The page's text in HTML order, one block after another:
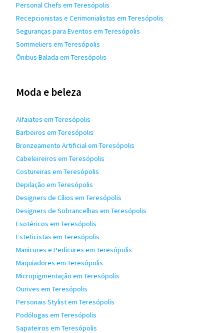
Personal Chefs em Teresópolis
Recepcionistas e Cerimonialistas em Teresópolis
Seguranças para Eventos em Teresópolis
Sommeliers em Teresópolis
Ônibus Balada em Teresópolis
Moda e beleza
Alfaiates em Teresópolis
Barbeiros em Teresópolis
Bronzeamento Artificial em Teresópolis
Cabeleireiros em Teresópolis
Costureiras em Teresópolis
Depilação em Teresópolis
Designers de Cílios em Teresópolis
Designers de Sobrancelhas em Teresópolis
Esotéricos em Teresópolis
Esteticistas em Teresópolis
Manicures e Pedicures em Teresópolis
Maquiadores em Teresópolis
Micropigmentação em Teresópolis
Ourives em Teresópolis
Personais Stylist em Teresópolis
Podólogas em Teresópolis
Sapateiros em Teresópolis